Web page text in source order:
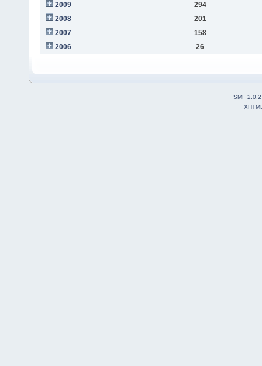
2009
294
2008
201
2007
158
2006
26
SMF 2.0.2